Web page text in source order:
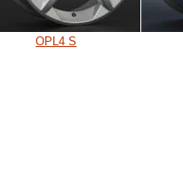
OPL4 S